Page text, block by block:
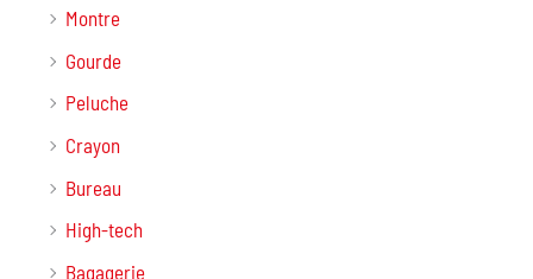
Montre
Gourde
Peluche
Crayon
Bureau
High-tech
Bagagerie